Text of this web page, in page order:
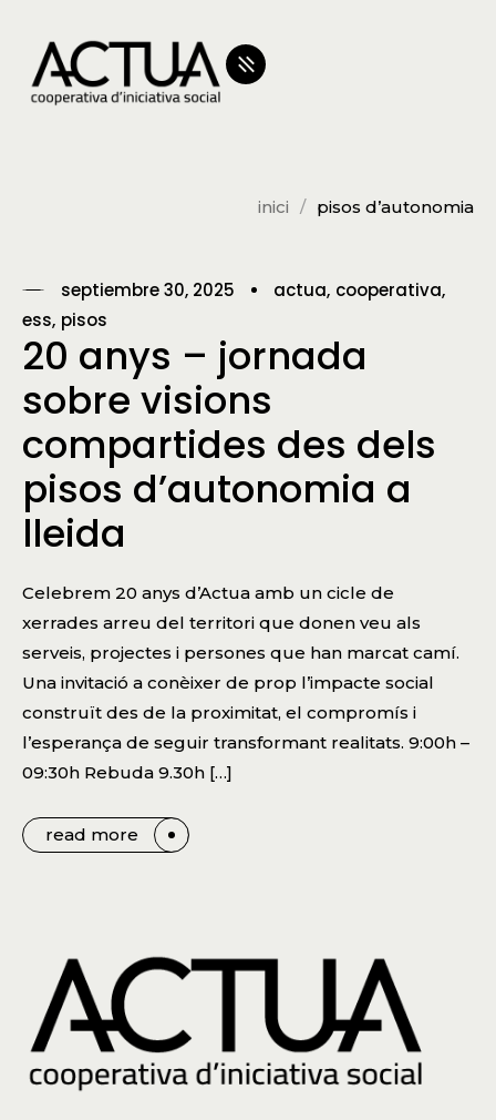
inici pisos d’autonomia
septiembre 30, 2025 actua cooperativa
ess pisos
20 anys – jornada
sobre visions
compartides des dels
pisos d’autonomia a
lleida
Celebrem 20 anys d’Actua amb un cicle de
xerrades arreu del territori que donen veu als
serveis, projectes i persones que han marcat camí.
Una invitació a conèixer de prop l’impacte social
construït des de la proximitat, el compromís i
l’esperança de seguir transformant realitats. 9:00h –
09:30h Rebuda 9.30h […]
read more